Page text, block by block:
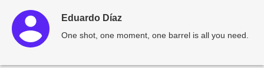
Eduardo Díaz
One shot, one moment, one barrel is all you need.